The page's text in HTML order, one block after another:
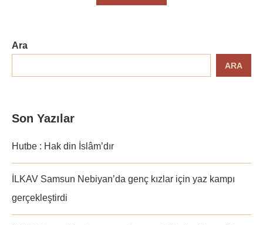
Ara
ARA
Son Yazılar
Hutbe : Hak din İslâm’dır
İLKAV Samsun Nebiyan’da genç kızlar için yaz kampı
gerçekleştirdi